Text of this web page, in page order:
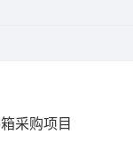
采购项目